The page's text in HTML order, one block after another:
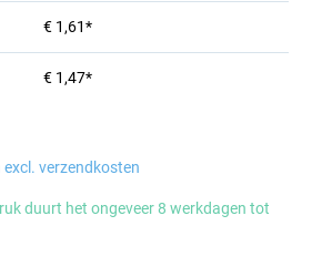
€ 1,61*
€ 1,47*
excl. verzendkosten
duurt het ongeveer 8 werkdagen tot